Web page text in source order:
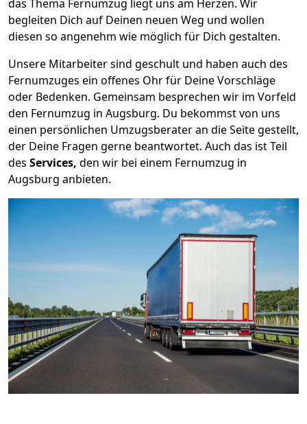
das Thema Fernumzug liegt uns am Herzen. Wir
begleiten Dich auf Deinen neuen Weg und wollen
diesen so angenehm wie möglich für Dich gestalten.
Unsere Mitarbeiter sind geschult und haben auch des
Fernumzuges ein offenes Ohr für Deine Vorschläge
oder Bedenken. Gemeinsam besprechen wir im Vorfeld
den Fernumzug in Augsburg. Du bekommst von uns
einen persönlichen Umzugsberater an die Seite gestellt,
der Deine Fragen gerne beantwortet. Auch das ist Teil
des Services, den wir bei einem Fernumzug in
Augsburg anbieten.